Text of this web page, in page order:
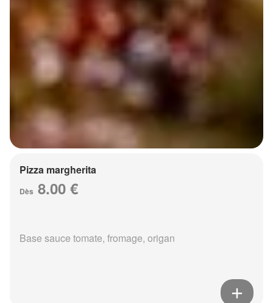
Pizza margherita
Dès 8.00 €
Base sauce tomate, fromage, origan